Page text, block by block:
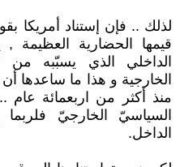
لذلك .. فإن إستناد أمريكا
قيمها الحضارية العظيمة
الداخلي الذي يسبّبه من
الخارجية و هذا ما ساعدها
منذ أكثر من اربعمائة
السياسيّ الخارجيّ
الداخل.